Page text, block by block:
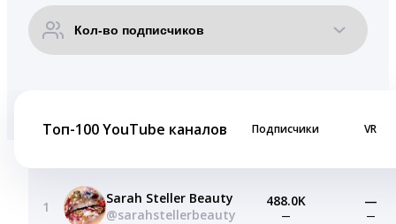
Топ-100 YouTube каналов Подписчики VR
1
Sarah Steller Beauty
@sarahstellerbeauty
488.0K
—
—
—